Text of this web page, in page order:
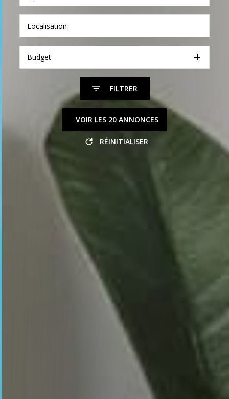
Budget
FILTRER
VOIR LES 20 ANNONCES
RÉINITIALISER